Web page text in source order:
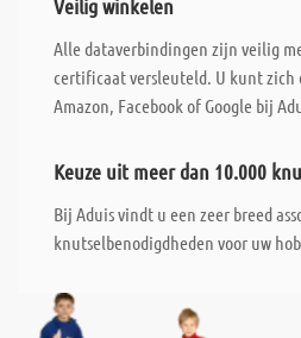
Veilig winkelen
Alle dataverbindingen zijn veilig
certificaat versleuteld. U kunt zich
Amazon, Facebook of Google bij
Keuze uit meer dan 10.000
Bij Aduis vindt u een zeer breed
knutselbenodigdheden voor uw